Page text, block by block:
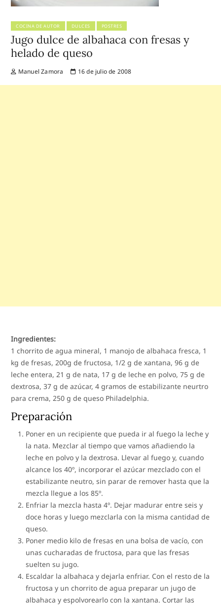
COCINA DE AUTOR DULCES POSTRES
Jugo dulce de albahaca con fresas y
helado de queso
Manuel Zamora 16 de julio de 2008
Ingredientes:
1 chorrito de agua mineral, 1 manojo de albahaca fresca, 1
kg de fresas, 200g de fructosa, 1/2 g de xantana, 96 g de
leche entera, 21 g de nata, 17 g de leche en polvo, 75 g de
dextrosa, 37 g de azúcar, 4 gramos de estabilizante neurtro
para crema, 250 g de queso Philadelphia.
Preparación
Poner en un recipiente que pueda ir al fuego la leche y
la nata. Mezclar al tiempo que vamos añadiendo la
leche en polvo y la dextrosa. Llevar al fuego y, cuando
alcance los 40º, incorporar el azúcar mezclado con el
estabilizante neutro, sin parar de remover hasta que la
mezcla llegue a los 85º.
Enfriar la mezcla hasta 4º. Dejar madurar entre seis y
doce horas y luego mezclarla con la misma cantidad de
queso.
Poner medio kilo de fresas en una bolsa de vacío, con
unas cucharadas de fructosa, para que las fresas
suelten su jugo.
Escaldar la albahaca y dejarla enfriar. Con el resto de la
fructosa y un chorrito de agua preparar un jugo de
albahaca y espolvorearlo con la xantana. Cortar las